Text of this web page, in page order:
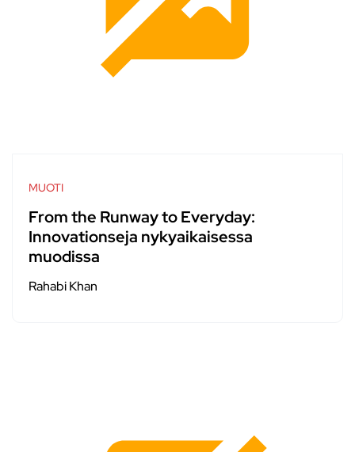
MUOTI
From the Runway to Everyday:
Innovationseja nykyaikaisessa
muodissa
Rahabi Khan